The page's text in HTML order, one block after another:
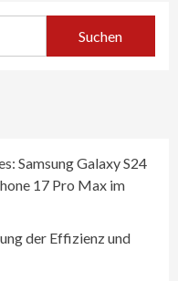
Suchen
Samsung Galaxy S24
17 Pro Max im
der Effizienz und